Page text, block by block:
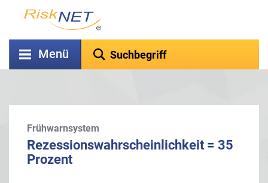
Menü
Frühwarnsystem
Rezessionswahrscheinlichkeit = 35
Prozent